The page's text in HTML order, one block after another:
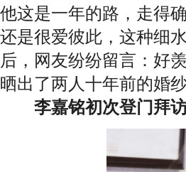
他这是一年的路，走得
还是很爱彼此，这种细
后，网友纷纷留言：好
晒出了两人十年前的婚
李嘉铭初次登门拜